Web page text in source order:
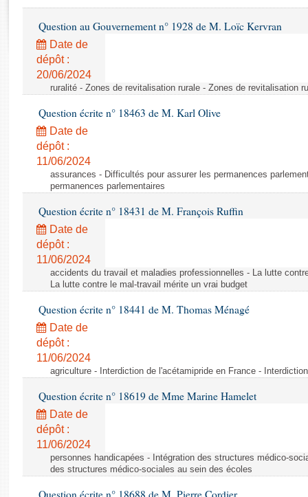
Baromètre de l’application des lois
Dossiers législatifs
Budget et sécurité sociale
Questions écrites et orales
Comptes rendus des débats
Question au Gouvernement n° 1928 de M. Loïc Kervran
Date de
dépôt :
20/06/2024
ruralité - Zones de revitalisation rurale - Zones de revitalisation
Question écrite n° 18463 de M. Karl Olive
Date de
dépôt :
11/06/2024
assurances - Difficultés pour assurer les permanences
permanences parlementaires
Question écrite n° 18431 de M. François Ruffin
Date de
dépôt :
11/06/2024
accidents du travail et maladies professionnelles - La lutte
La lutte contre le mal-travail mérite un vrai budget
Question écrite n° 18441 de M. Thomas Ménagé
Date de
dépôt :
11/06/2024
agriculture - Interdiction de l'acétamipride en France -
Question écrite n° 18619 de Mme Marine Hamelet
Date de
dépôt :
11/06/2024
personnes handicapées - Intégration des structures médico-
des structures médico-sociales au sein des écoles
Question écrite n° 18688 de M. Pierre Cordier